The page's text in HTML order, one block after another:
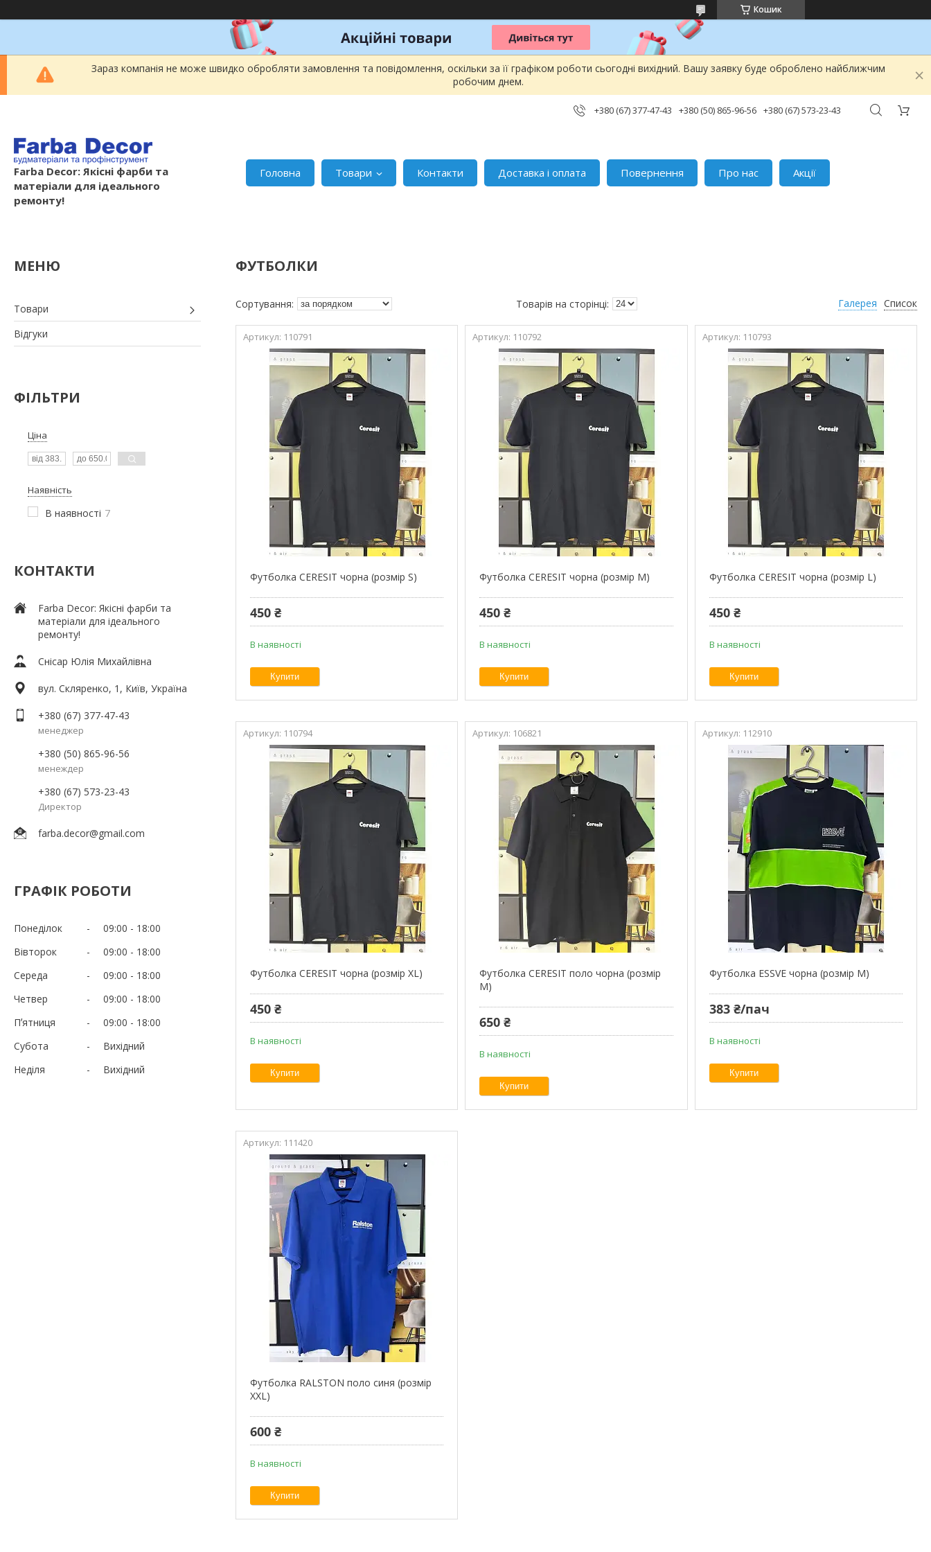
Кошик
Зараз компанія не може швидко обробляти замовлення та повідомлення, оскільки за її графіком роботи сьогодні вихідний. Вашу заявку буде оброблено найближчим
робочим днем.
+380 (67) 377-47-43 +380 (50) 865-96-56 +380 (67) 573-23-43
Farba Decor: Якісні фарби та
матеріали для ідеального
ремонту!
Головна Товари Контакти Доставка і оплата Повернення Про нас Акції
Товари
Відгуки
ФІЛЬТРИ
Ціна
Наявність
В наявності 7
КОНТАКТИ
Farba Decor: Якісні фарби та
матеріали для ідеального
ремонту!
Снісар Юлія Михайлівна
вул. Скляренко, 1, Київ, Україна
+380 (67) 377-47-43
менеджер
+380 (50) 865-96-56
менеждер
+380 (67) 573-23-43
Директор
farba.decor@gmail.com
ГРАФІК РОБОТИ
Понеділок 09:00
18:00
Вівторок
09:00
18:00
Середа
09:00
18:00
Четвер
09:00
18:00
Пʼятниця
09:00
18:00
Субота
Вихідний
Неділя
Вихідний
ФУТБОЛКИ
Галерея Список
110791
Футболка CERESIT чорна (розмір S)
450 ₴
В наявності
Купити
110792
Футболка CERESIT чорна (розмір М)
450 ₴
В наявності
Купити
110793
Футболка CERESIT чорна (розмір L)
450 ₴
В наявності
Купити
110794
Футболка CERESIT чорна (розмір XL)
450 ₴
В наявності
Купити
106821
Футболка CERESIT поло чорна (розмір
М)
650 ₴
В наявності
Купити
112910
Футболка ESSVE чорна (розмір М)
383 ₴/пач
В наявності
Купити
111420
Футболка RALSTON поло синя (розмір
XXL)
600 ₴
В наявності
Купити